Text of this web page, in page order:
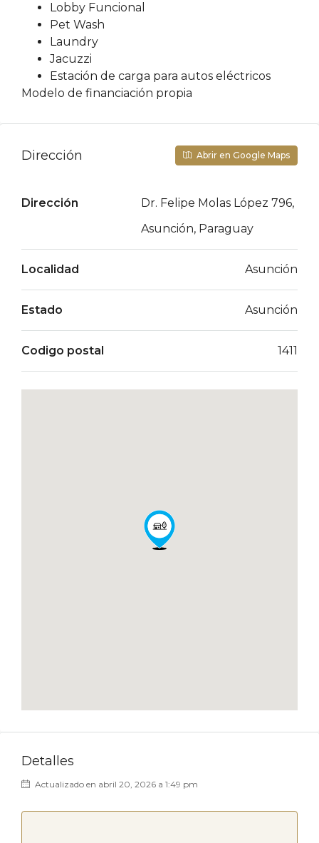
Lobby Funcional
Pet Wash
Laundry
Jacuzzi
Estación de carga para autos eléctricos
Modelo de financiación propia
Dirección Abrir en Google Maps
Dirección
Dr. Felipe Molas López 796,
Asunción, Paraguay
Localidad Asunción
Estado Asunción
Codigo postal 1411
Detalles
Actualizado en abril 20, 2026 a 1:49 pm